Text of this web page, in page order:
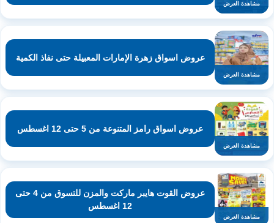
مشاهدة العرض
مشاهدة العرض
عروض اسواق زهرة الإمارات المعبيلة حتى نفاذ الكمية
مشاهدة العرض
عروض اسواق رامز المتنوعة من 5 حتى 12 اغسطس
مشاهدة العرض
عروض القوت هايبر ماركت والمزن للتسوق من 4 حتى
12 اغسطس